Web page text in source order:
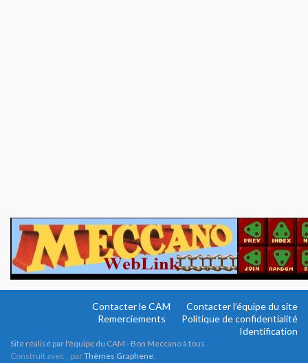
Contacter le CAM
Contacter l’équipe du site
Remerciements
Politique de confidentialité
Identification
Site réalisé par l'équipe du CAM - Bon Meccano à tous
Construit avec
parThèmes Graphene